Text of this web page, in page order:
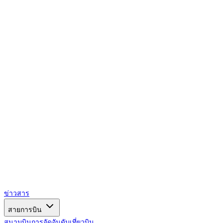
ข่าวสาร
สายการบิน